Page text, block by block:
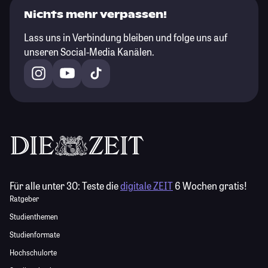
Nichts mehr verpassen!
Lass uns in Verbindung bleiben und folge uns auf
unseren Social-Media Kanälen.
Für alle unter 30:Teste diedigitale ZEIT6 Wochen gratis!
Ratgeber
Studienthemen
Studienformate
Hochschulorte